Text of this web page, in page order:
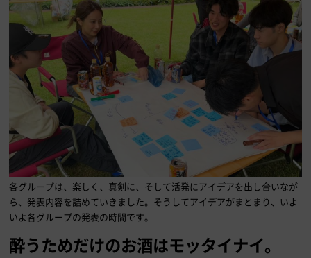
各グループは、楽しく、真剣に、そして活発にアイデアを出し合いなが
ら、発表内容を詰めていきました。そうしてアイデアがまとまり、いよ
いよ各グループの発表の時間です。
酔うためだけのお酒はモッタイナイ。